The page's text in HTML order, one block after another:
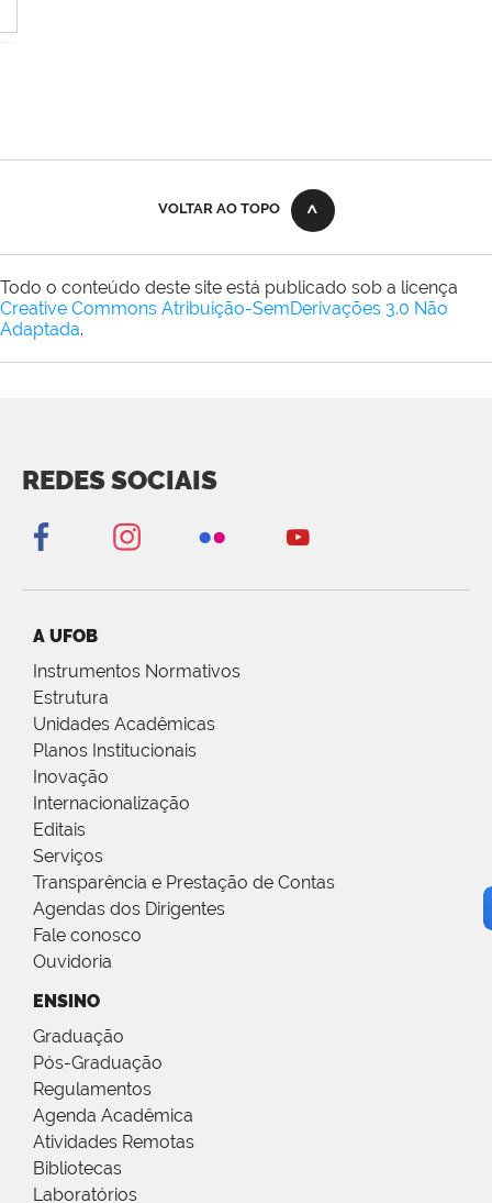
VOLTAR AO TOPO
Todo o conteúdo deste site está publicado sob a licença
Creative Commons Atribuição-SemDerivações 3.0 Não
Adaptada.
REDES SOCIAIS
A UFOB
Instrumentos Normativos
Estrutura
Unidades Acadêmicas
Planos Institucionais
Inovação
Internacionalização
Editais
Serviços
Transparência e Prestação de Contas
Agendas dos Dirigentes
Fale conosco
Ouvidoria
ENSINO
Graduação
Pós-Graduação
Regulamentos
Agenda Acadêmica
Atividades Remotas
Bibliotecas
Laboratórios